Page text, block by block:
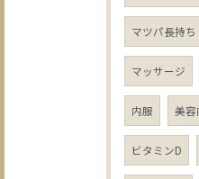
マツパ長持ち
マッサージ
内服 美容
ビタミンD